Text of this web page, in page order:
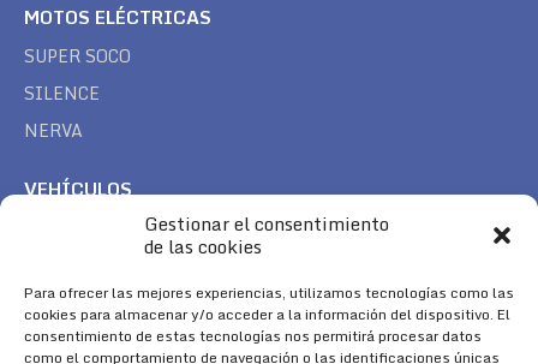
Gestionar el consentimiento
de las cookies
Para ofrecer las mejores experiencias, utilizamos tecnologías como las
cookies para almacenar y/o acceder a la información del dispositivo. El
consentimiento de estas tecnologías nos permitirá procesar datos
como el comportamiento de navegación o las identificaciones únicas
MOTOS ELÉCTRICAS
SUPER SOCO
SILENCE
NERVA
VEHÍCULOS
TREK
SÍGUENOS